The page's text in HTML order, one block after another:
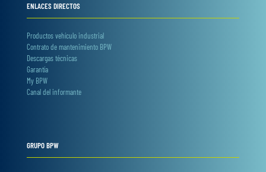
ENLACES DIRECTOS
Productos vehículo industrial
Contrato de mantenimiento BPW
Descargas técnicas
Garantía
My BPW
Canal del informante
GRUPO BPW